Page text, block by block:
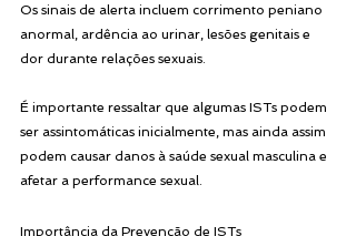
Os sinais de alerta incluem corrimento peniano
anormal, ardência ao urinar, lesões genitais e
dor durante relações sexuais.
É importante ressaltar que algumas ISTs podem
ser assintomáticas inicialmente, mas ainda assim
podem causar danos à saúde sexual masculina e
afetar a performance sexual.
Importância da Prevenção de ISTs